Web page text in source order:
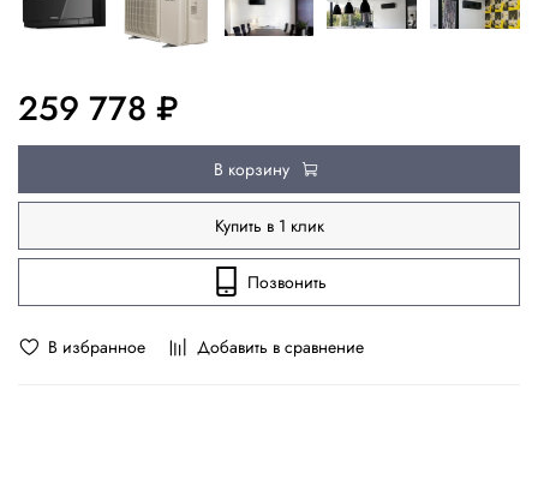
В избранное Добавить в сравнение
259 778 ₽
В корзину
Купить в 1 клик
Позвонить